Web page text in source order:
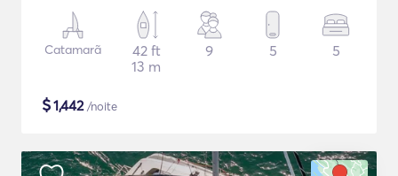
Catamarã
42 ft
13 m
9 5 5
$1,442/noite